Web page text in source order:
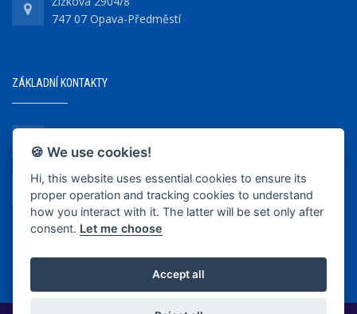
747 07 Opava-Předměstí
ZÁKLADNÍ KONTAKTY
+420 737 218 679
info@bkopava.cz
www.bkopava.cz
🍪 We use cookies!
Hi, this website uses essential cookies to ensure its
proper operation and tracking cookies to understand
how you interact with it. The latter will be set only after
consent. Let me choose
Accept all